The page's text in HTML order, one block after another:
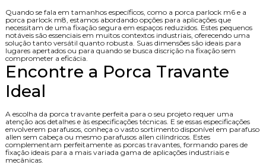
Quando se fala em tamanhos específicos, como a porca parlock m6 e a
porca parlock m8, estamos abordando opções para aplicações que
necessitam de uma fixação segura em espaços reduzidos. Estes pequenos
notáveis são essenciais em muitos contextos industriais, oferecendo uma
solução tanto versátil quanto robusta. Suas dimensões são ideais para
lugares apertados ou para quando se busca discrição na fixação sem
comprometer a eficácia.
Encontre a Porca Travante
Ideal
A escolha da porca travante perfeita para o seu projeto requer uma
atenção aos detalhes e às especificações técnicas. E se essas especificações
envolverem parafusos, conheça o vasto sortimento disponível em parafuso
allen sem cabeça ou mesmo parafusos allen cilíndricos. Estes
complementam perfeitamente as porcas travantes, formando pares de
fixação ideais para a mais variada gama de aplicações industriais e
mecânicas.